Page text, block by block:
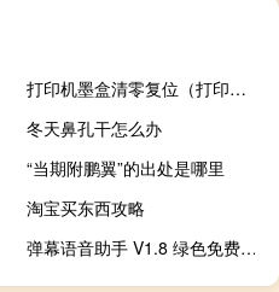
打印机墨盒清零复位（打印机墨盒）
冬天鼻孔干怎么办
“当期附鹏翼”的出处是哪里
淘宝买东西攻略
弹幕语音助手 V1.8 绿色免费版（弹幕语音助手 V1.8 绿色免费版功能简介）